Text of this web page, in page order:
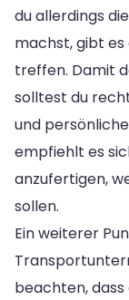
du allerdings
machst, gibt
treffen. Damit
solltest du
und
empfiehlt es
anzufertigen,
sollen.
Ein weiterer
beachten, dass